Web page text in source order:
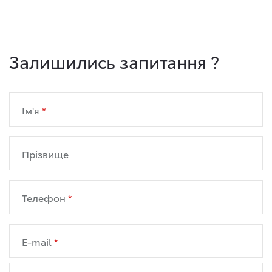
Залишились запитання ?
Ім'я
Прізвище
Телефон
E-mail